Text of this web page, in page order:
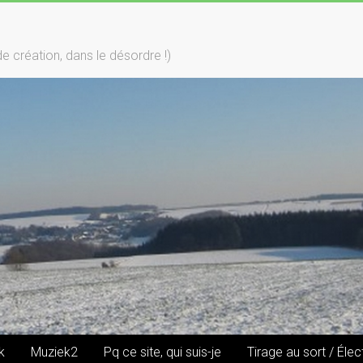
création, dans le désordre !)
Muziek2 Pq ce site, qui suis-je Tirage au sort /